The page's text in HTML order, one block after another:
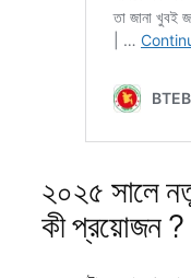
২০২৫ সালে
কী প্রয়োজন ?